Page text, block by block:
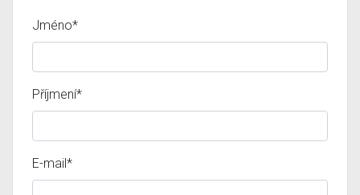
Jméno*
Příjmení*
E-mail*